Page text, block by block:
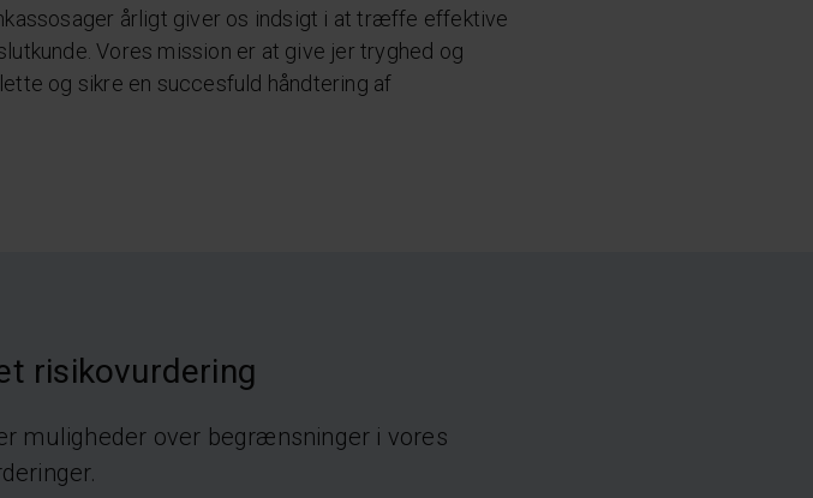
årligt giver os indsigt i at træffe effektive
Vores mission er at give jer tryghed og
og sikre en succesfuld håndtering af
risikovurdering
muligheder over begrænsninger i vores